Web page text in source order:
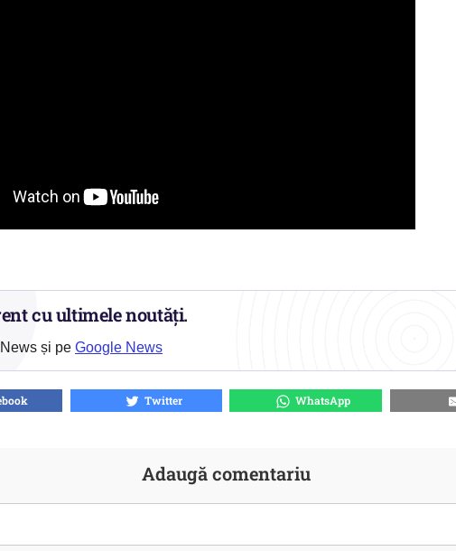
cu ultimele noutăți.
și pe Google News
Twitter WhatsApp
Adaugă comentariu